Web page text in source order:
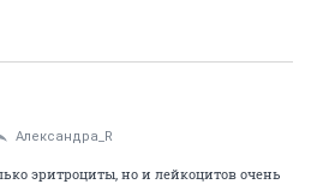
Александра_R
эритроциты, но и лейкоцитов очень